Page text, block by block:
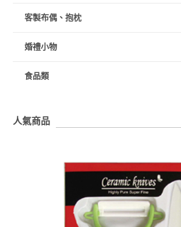
客製布偶、抱枕
婚禮小物
食品類
人氣商品